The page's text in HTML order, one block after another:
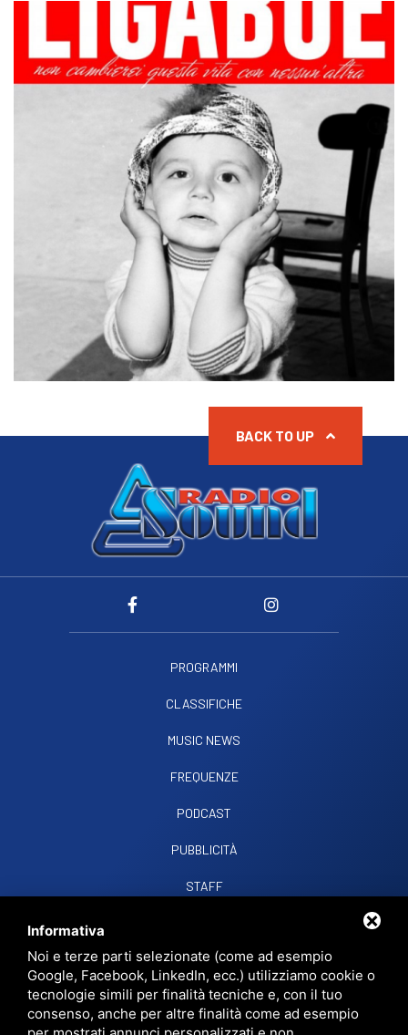
PROGRAMMI
CLASSIFICHE
MUSIC NEWS
FREQUENZE
PODCAST
PUBBLICITÀ
STAFF
RADIO SOUND SNCVIALE PAPA GIOVANNI XXIII, 39, 44021 CODIGORO FE
D.L. 34/2019 EROG. PUBBLICHE
PRIVACY•SITEMAP• QUESTO SITO È PROTETTO DA GOOGLE RECAPTCHA
BACK TO UP
Informativa
Noi e terze parti selezionate (come ad esempio
Google, Facebook, LinkedIn, ecc.) utilizziamo cookie o
tecnologie simili per finalità tecniche e, con il tuo
consenso, anche per altre finalità come ad esempio